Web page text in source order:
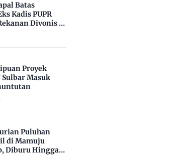
Batas
Kadis PUPR
Divonis 6
Penjara
Proyek
Masuk
Puluhan
di Mamuju
Diburu Hingga